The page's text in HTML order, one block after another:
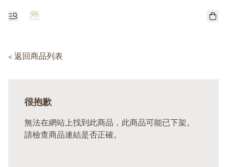
< 返回商品列表
很抱歉
無法在網站上找到此商品，此商品可能已下架。
請檢查商品連結是否正確。